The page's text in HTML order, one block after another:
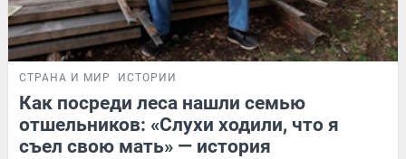
СТРАНА И МИР ИСТОРИИ
Как посреди леса нашли семью
отшельников: «Слухи ходили, что я
съел свою мать» — история